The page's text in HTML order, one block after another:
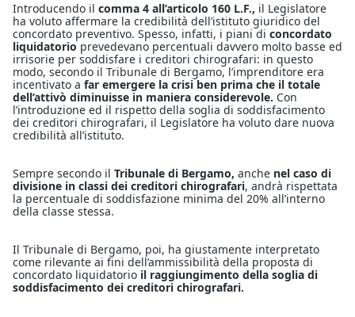
Introducendo il comma 4 all’articolo 160 L.F., il Legislatore
ha voluto affermare la credibilità dell’istituto giuridico del
concordato preventivo. Spesso, infatti, i piani di concordato
liquidatorioprevedevano percentuali davvero molto basse ed
irrisorie per soddisfare i creditori chirografari: in questo
modo, secondo il Tribunale di Bergamo, l’imprenditore era
incentivato a far emergere la crisi ben prima che il totale
dell’attivò diminuisse in maniera considerevole. Con
l’introduzione ed il rispetto della soglia di soddisfacimento
dei creditori chirografari, il Legislatore ha voluto dare nuova
credibilità all’istituto.
Sempre secondo il Tribunale di Bergamo, anche nel caso di
divisione in classi dei creditori chirografari, andrà rispettata
la percentuale di soddisfazione minima del 20% all’interno
della classe stessa.
Il Tribunale di Bergamo, poi, ha giustamente interpretato
come rilevante ai fini dell’ammissibilità della proposta di
concordato liquidatorio il raggiungimento della soglia di
soddisfacimento dei creditori chirografari.